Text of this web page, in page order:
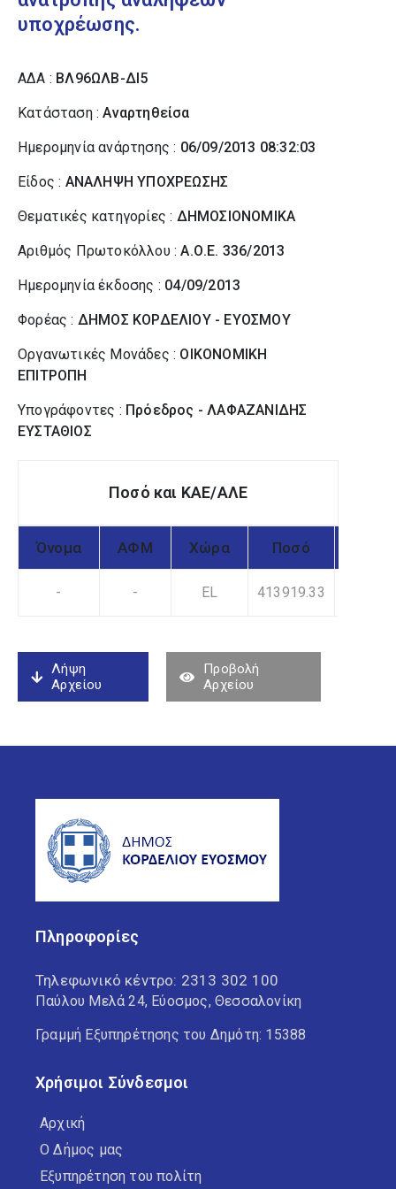
υποχρέωσης.
ΑΔΑ : ΒΛ96ΩΛΒ-ΔΙ5
Κατάσταση :Αναρτηθείσα
Ημερομηνία ανάρτησης : 06/09/2013 08:32:03
Είδος : ΑΝΑΛΗΨΗ ΥΠΟΧΡΕΩΣΗΣ
Θεματικές κατηγορίες : ΔΗΜΟΣΙΟΝΟΜΙΚΑ
Αριθμός Πρωτοκόλλου :Α.Ο.Ε. 336/2013
Ημερομηνία έκδοσης : 04/09/2013
Φορέας : ΔΗΜΟΣ ΚΟΡΔΕΛΙΟΥ - ΕΥΟΣΜΟΥ
Οργανωτικές Μονάδες : ΟΙΚΟΝΟΜΙΚΗ
ΕΠΙΤΡΟΠΗ
Υπογράφοντες : Πρόεδρος - ΛΑΦΑΖΑΝΙΔΗΣ
ΕΥΣΤΑΘΙΟΣ
Ποσό και ΚΑΕ/ΑΛΕ
Όνομα ΑΦΜ Χώρα Ποσό
- - EL 413919.33
Λήψη
Αρχείου
Προβολή
Αρχείου
Πληροφορίες
Τηλεφωνικό κέντρο: 2313 302 100
Παύλου Μελά 24, Εύοσμος, Θεσσαλονίκη
Γραμμή Εξυπηρέτησης του Δημότη: 15388
Χρήσιμοι Σύνδεσμοι
Αρχική
Ο Δήμος μας
Εξυπηρέτηση του πολίτη